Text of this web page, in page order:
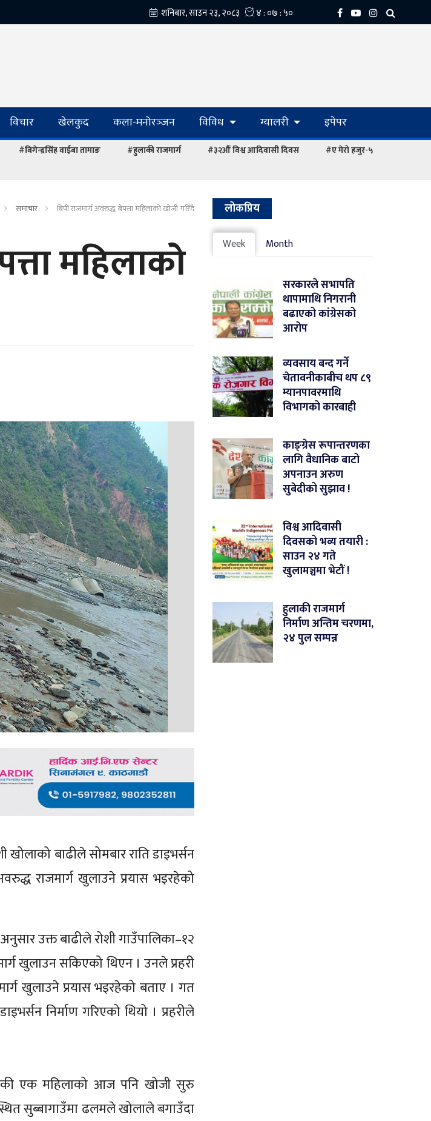
विचार खेलकुद कला-मनोरञ्‍जन विविध ग्यालरी इपेपर
#बिगेन्द्रसिंह वाईबा तामाङ #हुलाकी राजमार्ग #३२औं विश्व आदिवासी दिवस
#ए मेरो हजुर-५
समाचार बिपी राजमार्ग अवरुद्ध, बेपत्ता महिलाको खोजी गरिँदै
महिलाको
खोलाको बाढीले सोमबार राति डाइभर्सन
राजमार्ग खुलाउने प्रयास भइरहेको
उक्त बाढीले रोशी गाउँपालिका–१२
खुलाउन सकिएको थिएन । उनले प्रहरी
खुलाउने प्रयास भइरहेको बताए । गत
निर्माण गरिएको थियो । प्रहरीले
एक महिलाको आज पनि खोजी सुरु
सुब्बागाउँमा ढलमले खोलाले बगाउँदा
लोकप्रिय
Week Month
सरकारले सभापति
थापामाथि निगरानी
बढाएको कांग्रेसको
आरोप
व्यवसाय बन्द गर्ने
चेतावनीकाबीच थप ८९
म्यानपावरमाथि
विभागको कारबाही
काङ्ग्रेस रूपान्तरणका
लागि वैधानिक बाटो
अपनाउन अरुण
सुबेदीको सुझाव !
विश्व आदिवासी
दिवसको भव्य तयारी :
साउन २४ गते
खुलामञ्चमा भेटौं !
हुलाकी राजमार्ग
निर्माण अन्तिम चरणमा,
२४ पुल सम्पन्न